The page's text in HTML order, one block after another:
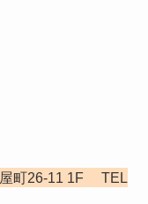
屋町26-11 1F TEL